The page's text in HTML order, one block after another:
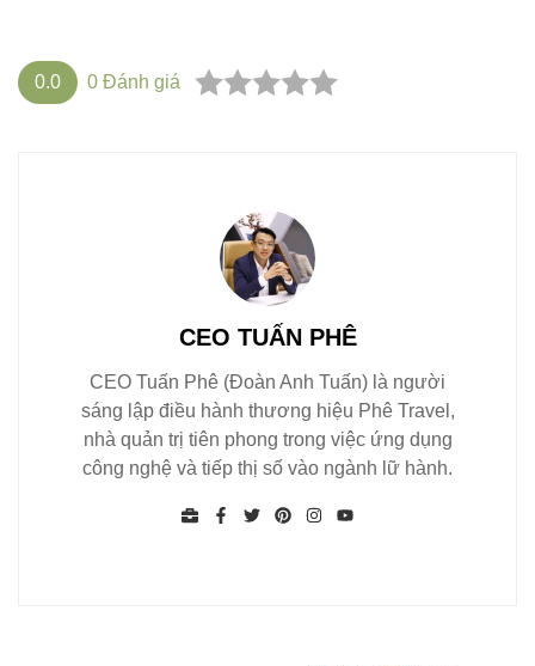
0.0 0 Đánh giá
CEO TUẤN PHÊ
CEO Tuấn Phê (Đoàn Anh Tuấn) là người
sáng lập điều hành thương hiệu Phê Travel,
nhà quản trị tiên phong trong việc ứng dụng
công nghệ và tiếp thị số vào ngành lữ hành.